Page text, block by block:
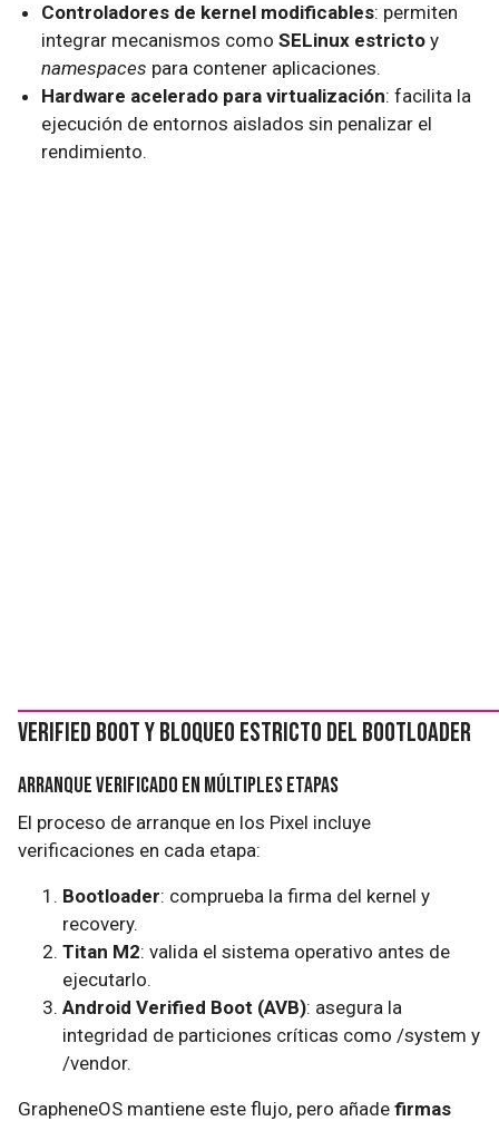
Controladores de kernel modificables: permiten
integrar mecanismos comoSELinux estricto y
namespaces para contener aplicaciones.
Hardware acelerado para virtualización: facilita la
ejecución de entornos aislados sin penalizar el
rendimiento.
Verified Boot y Bloqueo Estricto del Bootloader
Arranque Verificado en Múltiples Etapas
El proceso de arranque en los Pixel incluye
verificaciones en cada etapa:
Bootloader: comprueba la firma del kernel y
recovery.
Titan M2: valida el sistema operativo antes de
ejecutarlo.
Android Verified Boot (AVB): asegura la
integridad de particiones críticas como /system y
/vendor.
GrapheneOS mantiene este flujo, pero añade firmas